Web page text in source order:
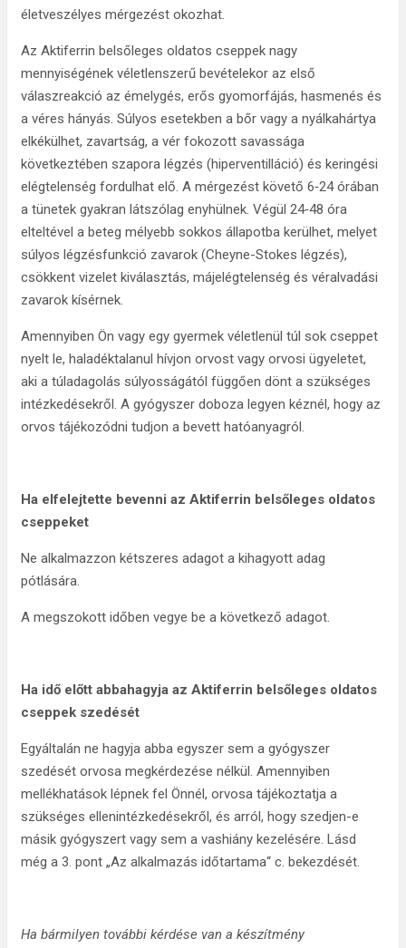
életveszélyes mérgezést okozhat.
Az Aktiferrin belsőleges oldatos cseppek nagy
mennyiségének véletlenszerű bevételekor az első
válaszreakció az émelygés, erős gyomorfájás, hasmenés és
a véres hányás. Súlyos esetekben a bőr vagy a nyálkahártya
elkékülhet, zavartság, a vér fokozott savassága
következtében szapora légzés (hiperventilláció) és keringési
elégtelenség fordulhat elő. A mérgezést követő 6‑24 órában
a tünetek gyakran látszólag enyhülnek. Végül 24‑48 óra
elteltével a beteg mélyebb sokkos állapotba kerülhet, melyet
súlyos légzésfunkció zavarok (Cheyne-Stokes légzés),
csökkent vizelet kiválasztás, májelégtelenség és véralvadási
zavarok kísérnek.
Amennyiben Ön vagy egy gyermek véletlenül túl sok cseppet
nyelt le, haladéktalanul hívjon orvost vagy orvosi ügyeletet,
aki a túladagolás súlyosságától függően dönt a szükséges
intézkedésekről. A gyógyszer doboza legyen kéznél, hogy az
orvos tájékozódni tudjon a bevett hatóanyagról.
Ha elfelejtette bevenni az Aktiferrin belsőleges oldatos
cseppeket
Ne alkalmazzon kétszeres adagot a kihagyott adag
pótlására.
A megszokott időben vegye be a következő adagot.
Ha idő előtt abbahagyja az Aktiferrin belsőleges oldatos
cseppek szedését
Egyáltalán ne hagyja abba egyszer sem a gyógyszer
szedését orvosa megkérdezése nélkül. Amennyiben
mellékhatások lépnek fel Önnél, orvosa tájékoztatja a
szükséges ellenintézkedésekről, és arról, hogy szedjen-e
másik gyógyszert vagy sem a vashiány kezelésére. Lásd
még a 3. pont „Az alkalmazás időtartama“ c. bekezdését.
Ha bármilyen további kérdése van a készítmény